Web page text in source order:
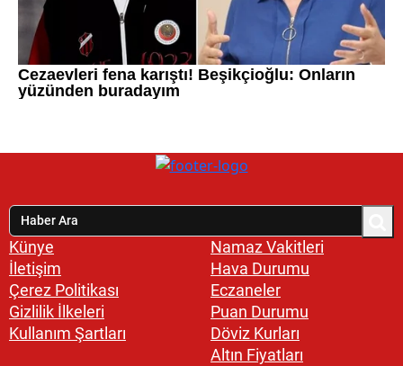
Künye
İletişim
Çerez Politikası
Gizlilik İlkeleri
Kullanım Şartları
Namaz Vakitleri
Hava Durumu
Eczaneler
Puan Durumu
Döviz Kurları
Altın Fiyatları